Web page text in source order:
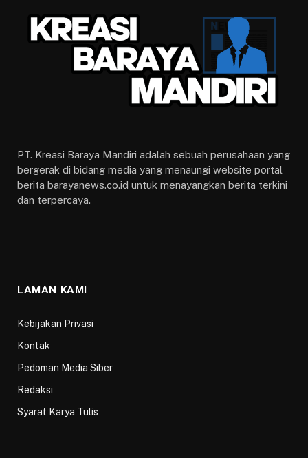
PT. Kreasi Baraya Mandiri adalah sebuah perusahaan yang
bergerak di bidang media yang menaungi website portal
berita barayanews.co.id untuk menayangkan berita terkini
dan terpercaya.
LAMAN KAMI
Kebijakan Privasi
Kontak
Pedoman Media Siber
Redaksi
Syarat Karya Tulis